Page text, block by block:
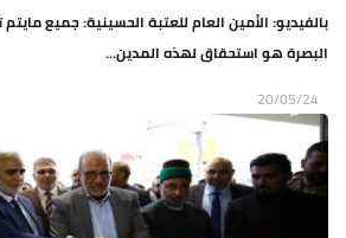
بالفيديو: الأمين العام للعتبة الحسينية: جميع
البصرة هو استحقاق لهذه المدين...
20/05/24